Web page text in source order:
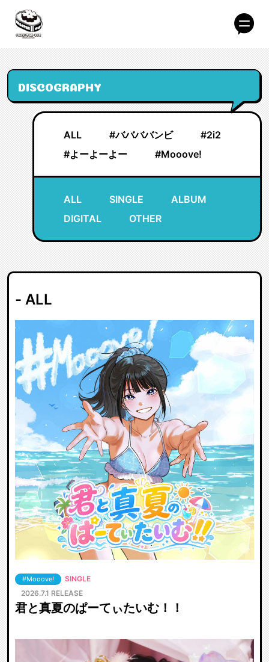
DISCOGRAPHY
ALL #ババババンビ
#2i2
#よーよーよー
#Mooove!
ALL SINGLE
ALBUM
DIGITAL
OTHER
- ALL
#Mooove!
SINGLE
2026.7.1 RELEASE
君と真夏のぱーてぃたいむ！！